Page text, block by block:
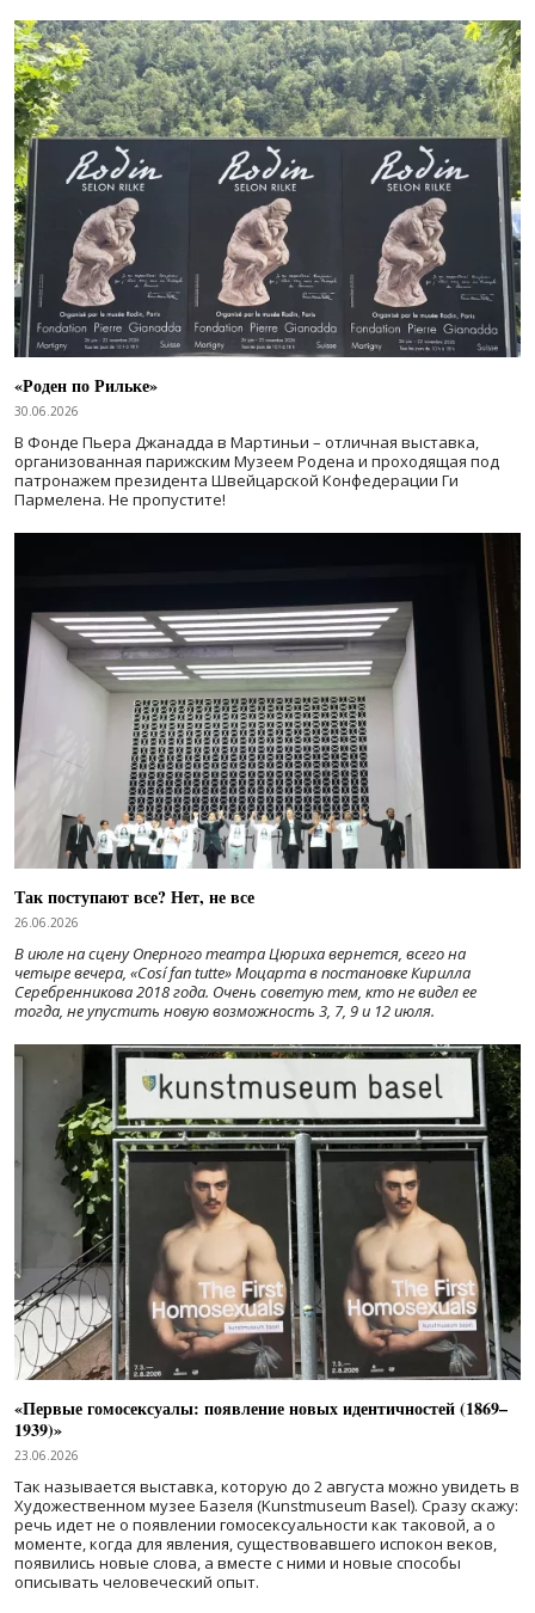
«Роден по Рильке»
30.06.2026
В Фонде Пьера Джанадда в Мартиньи – отличная выставка,
организованная парижским Музеем Родена и проходящая под
патронажем президента Швейцарской Конфедерации Ги
Пармелена. Не пропустите!
Так поступают все? Нет, не все
26.06.2026
В июле на сцену Оперного театра Цюриха вернется, всего на
четыре вечера, «Cosí fan tutte» Моцарта в постановке Кирилла
Серебренникова 2018 года. Очень советую тем, кто не видел ее
тогда, не упустить новую возможность 3, 7, 9 и 12 июля.
«Первые гомосексуалы: появление новых идентичностей (1869–
1939)»
23.06.2026
Так называется выставка, которую до 2 августа можно увидеть в
Художественном музее Базеля (Kunstmuseum Basel). Сразу скажу:
речь идет не о появлении гомосексуальности как таковой, а о
моменте, когда для явления, существовавшего испокон веков,
появились новые слова, а вместе с ними и новые способы
описывать человеческий опыт.